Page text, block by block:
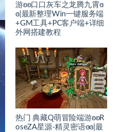
游ʚʚ口口灰车之龙腾九霄ɞ
ɞ|最新整理Win一键服务端
+GM工具+PC客户端+详细
外网搭建教程
热门 典藏Q萌冒险端游ʚʚR
oseZA星源-精灵密语ɞɞ|最